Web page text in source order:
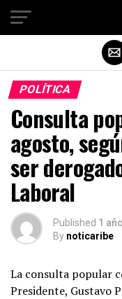
POLÍTICA
Consulta
agosto,
ser
Laboral
Published 1
By noticaribe
La consulta popular
Presidente, Gustavo